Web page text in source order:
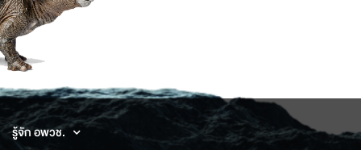
รู้จัก อพวช.